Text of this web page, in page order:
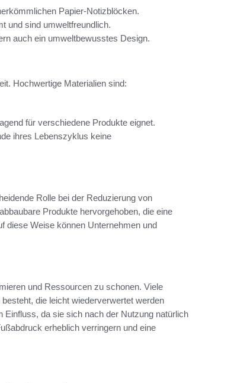
Papier-Notizblöcken.
und sind umweltfreundlich.
auch ein umweltbewusstes Design.
Hochwertige Materialien sind:
für verschiedene Produkte eignet.
ihres Lebenszyklus keine
Rolle bei der Reduzierung von
Produkte hervorgehoben, die eine
diese Weise können Unternehmen und
und Ressourcen zu schonen. Viele
die leicht wiederverwertet werden
Einfluss, da sie sich nach der Nutzung natürlich
erheblich verringern und eine